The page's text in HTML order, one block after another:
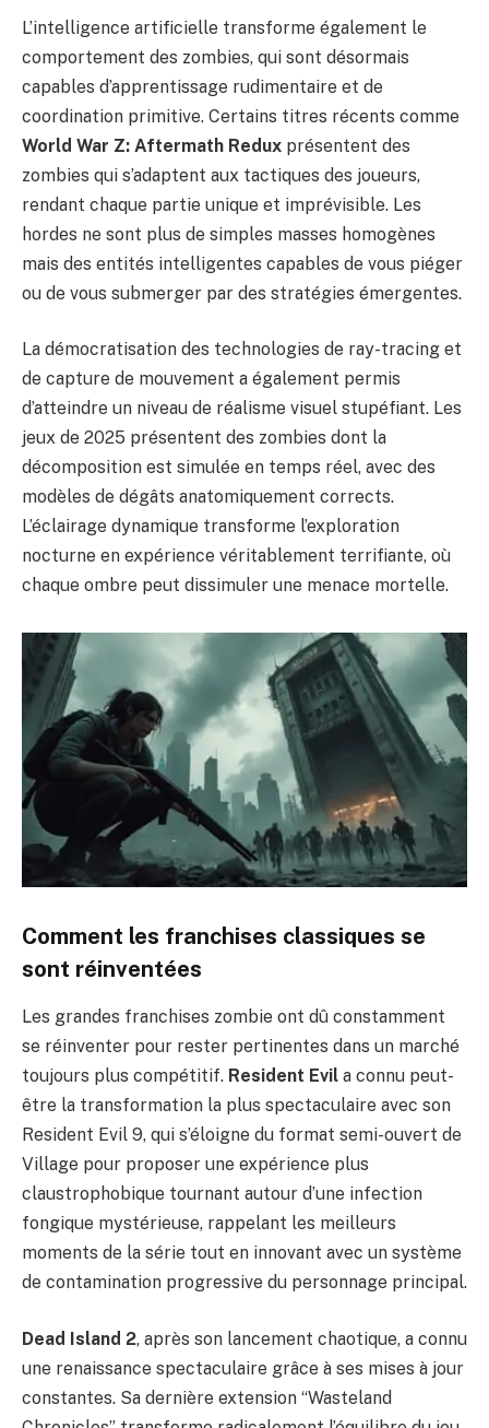
L’intelligence artificielle transforme également le
comportement des zombies, qui sont désormais
capables d’apprentissage rudimentaire et de
coordination primitive. Certains titres récents comme
World War Z: Aftermath Redux présentent des
zombies qui s’adaptent aux tactiques des joueurs,
rendant chaque partie unique et imprévisible. Les
hordes ne sont plus de simples masses homogènes
mais des entités intelligentes capables de vous piéger
ou de vous submerger par des stratégies émergentes.
La démocratisation des technologies de ray-tracing et
de capture de mouvement a également permis
d’atteindre un niveau de réalisme visuel stupéfiant. Les
jeux de 2025 présentent des zombies dont la
décomposition est simulée en temps réel, avec des
modèles de dégâts anatomiquement corrects.
L’éclairage dynamique transforme l’exploration
nocturne en expérience véritablement terrifiante, où
chaque ombre peut dissimuler une menace mortelle.
Comment les franchises classiques se
sont réinventées
Les grandes franchises zombie ont dû constamment
se réinventer pour rester pertinentes dans un marché
toujours plus compétitif. Resident Evil a connu peut-
être la transformation la plus spectaculaire avec son
Resident Evil 9, qui s’éloigne du format semi-ouvert de
Village pour proposer une expérience plus
claustrophobique tournant autour d’une infection
fongique mystérieuse, rappelant les meilleurs
moments de la série tout en innovant avec un système
de contamination progressive du personnage principal.
Dead Island 2, après son lancement chaotique, a connu
une renaissance spectaculaire grâce à ses mises à jour
constantes. Sa dernière extension “Wasteland